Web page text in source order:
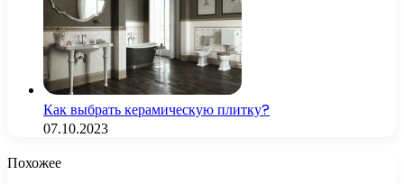
Как выбрать керамическую плитку?
07.10.2023
Похожее